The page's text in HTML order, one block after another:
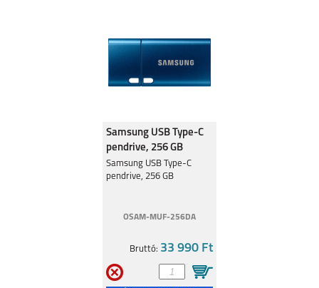
Samsung USB Type-C
pendrive, 256 GB
Samsung USB Type-C
pendrive, 256 GB
OSAM-MUF-256DA
Bruttó: 33 990 Ft